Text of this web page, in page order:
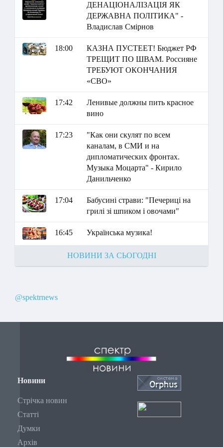
ДЕНАЦІОНАЛІЗАЦІЯ ЯК
ДЕРЖАВНА ПОЛІТИКА" -
Владислав Смірнов
18:00
КАЗНА ПУСТЕЕТ! Бюджет РФ
ТРЕЩИТ ПО ШВАМ. Россияне
ТРЕБУЮТ ОКОНЧАНИЯ
«СВО»
17:42
Ленивые должны пить красное
вино
17:23
"Как они скулят по всем
каналам, в СМИ и на
дипломатических фронтах.
Музыка Моцарта" - Кирило
Данильченко
17:04
Бабусині страви: "Печериці на
грилі зі шпиком і овочами"
16:45 Українська музика!
НОВИНИ ЗА СЬОГОДНІ
@spektrnews
Новини
Стрічка новин
Статті
Думки
Архів